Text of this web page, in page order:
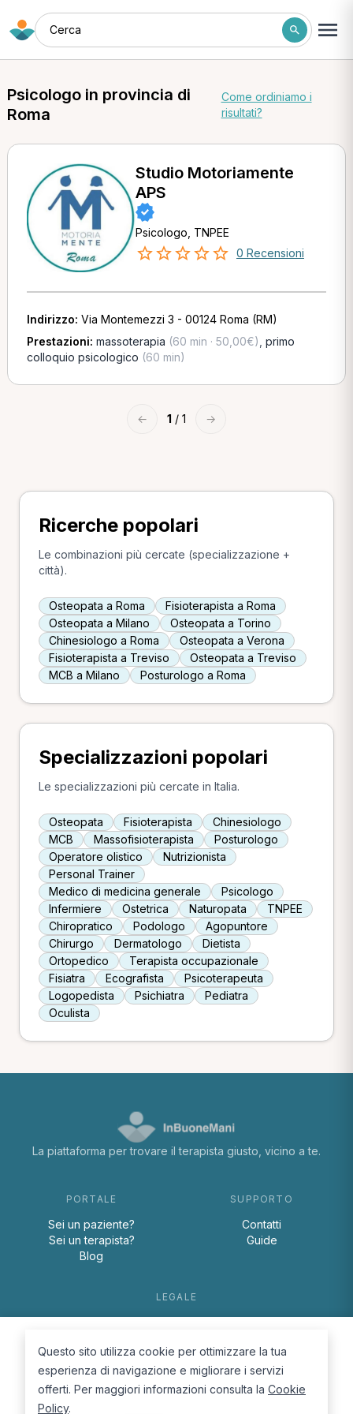
Cerca
Psicologo in provincia di
Roma
Come ordiniamo i
risultati?
Studio Motoriamente
APS
Psicologo, TNPEE
0 Recensioni
Indirizzo: Via Montemezzi 3 - 00124 Roma (RM)
Prestazioni: massoterapia (60 min · 50,00€) primo
colloquio psicologico (60 min)
← 1 / 1 →
Ricerche popolari
Le combinazioni più cercate (specializzazione +
città).
Osteopata a Roma
Fisioterapista a Roma
Osteopata a Milano
Osteopata a Torino
Chinesiologo a Roma
Osteopata a Verona
Fisioterapista a Treviso
Osteopata a Treviso
MCB a Milano
Posturologo a Roma
Specializzazioni popolari
Le specializzazioni più cercate in Italia.
Osteopata Fisioterapista
Chinesiologo
MCB
Massofisioterapista
Posturologo
Operatore olistico
Nutrizionista
Personal Trainer
Medico di medicina generale
Psicologo
Infermiere
Ostetrica Naturopata
TNPEE
Chiropratico
Podologo
Agopuntore
Chirurgo
Dermatologo
Dietista
Ortopedico
Terapista occupazionale
Fisiatra
Ecografista
Psicoterapeuta
Logopedista
Psichiatra
Pediatra
Oculista
La piattaforma per trovare il terapista giusto, vicino a te.
PORTALE
Sei un paziente?
Sei un terapista?
Blog
SUPPORTO
Contatti
Guide
LEGALE
Cookie Policy
Questo sito utilizza cookie per ottimizzare la tua
esperienza di navigazione e migliorare i servizi
offerti. Per maggiori informazioni consulta la Cookie
Policy.